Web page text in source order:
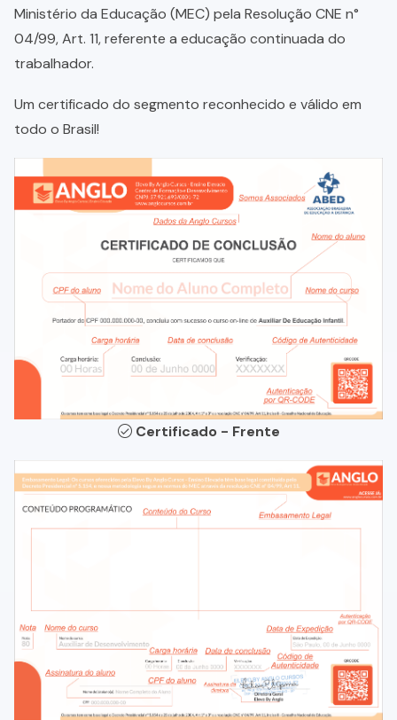
Ministério da Educação (MEC) pela Resolução CNE n°
04/99, Art. 11, referente a educação continuada do
trabalhador.
Um certificado do segmento reconhecido e válido em
todo o Brasil!
Certificado - Frente